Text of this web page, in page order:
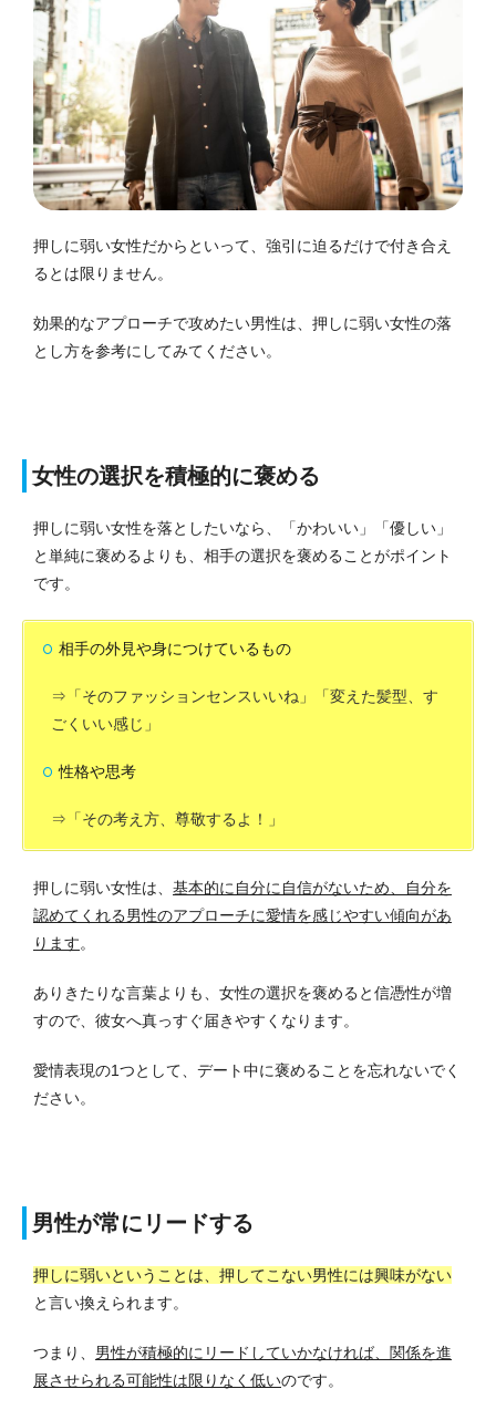
押しに弱い女性だからといって、強引に迫るだけで付き合え
るとは限りません。
効果的なアプローチで攻めたい男性は、押しに弱い女性の落
とし方を参考にしてみてください。
女性の選択を積極的に褒める
押しに弱い女性を落としたいなら、「かわいい」「優しい」
と単純に褒めるよりも、相手の選択を褒めることがポイント
です。
相手の外見や身につけているもの
⇒「そのファッションセンスいいね」「変えた髪型、す
ごくいい感じ」
性格や思考
⇒「その考え方、尊敬するよ！」
押しに弱い女性は、 基本的に自分に自信がないため、自分を
認めてくれる男性のアプローチに愛情を感じやすい傾向があ
ります。
ありきたりな言葉よりも、女性の選択を褒めると信憑性が増
すので、彼女へ真っすぐ届きやすくなります。
愛情表現の1つとして、デート中に褒めることを忘れないでく
ださい。
男性が常にリードする
押しに弱いということは、押してこない男性には興味がない
と言い換えられます。
つまり、 男性が積極的にリードしていかなければ、関係を進
展させられる可能性は限りなく低いのです。